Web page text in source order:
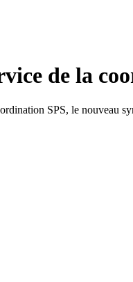
de la
SPS, le nouveau